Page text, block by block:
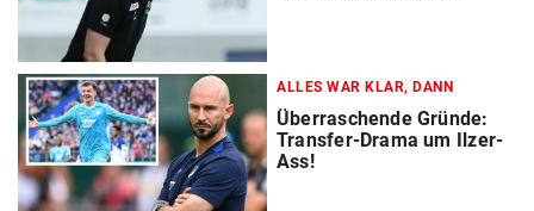
ALLES WAR KLAR, DANN
Überraschende Gründe:
Transfer-Drama um Ilzer-
Ass!